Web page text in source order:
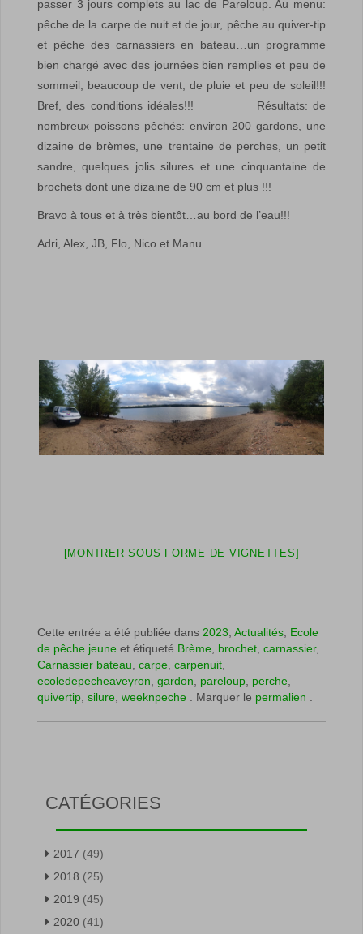
passer 3 jours complets au lac de Pareloup. Au menu:
pêche de la carpe de nuit et de jour, pêche au quiver-tip
et pêche des carnassiers en bateau…un programme
bien chargé avec des journées bien remplies et peu de
sommeil, beaucoup de vent, de pluie et peu de soleil!!!
Bref, des conditions idéales!!! Résultats: de
nombreux poissons pêchés: environ 200 gardons, une
dizaine de brèmes, une trentaine de perches, un petit
sandre, quelques jolis silures et une cinquantaine de
brochets dont une dizaine de 90 cm et plus !!!
Bravo à tous et à très bientôt…au bord de l’eau!!!
Adri, Alex, JB, Flo, Nico et Manu.
[MONTRER SOUS FORME DE VIGNETTES]
Cette entrée a été publiée dans 2023 Actualités Ecole
de pêche jeune et étiqueté Brème brochet carnassier,
Carnassier bateau carpe carpenuit
ecoledepecheaveyron gardon pareloup perche
quivertip silure weeknpeche . Marquer le permalien
CATÉGORIES
2017 (49)
2018 (25)
2019 (45)
2020 (41)